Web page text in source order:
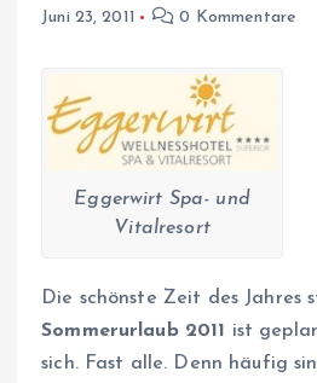
Juni 23, 2011
0 Kommentare
Eggerwirt Spa- und
Vitalresort
Die schönste Zeit des Jahres
Sommerurlaub 2011 ist
sich. Fast alle. Denn häufig